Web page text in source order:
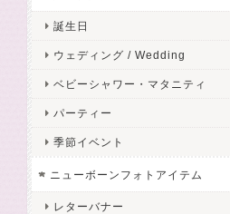
誕生日
ウェディング / Wedding
ベビーシャワー・マタニティ
パーティー
季節イベント
ニューボーンフォトアイテム
レターバナー